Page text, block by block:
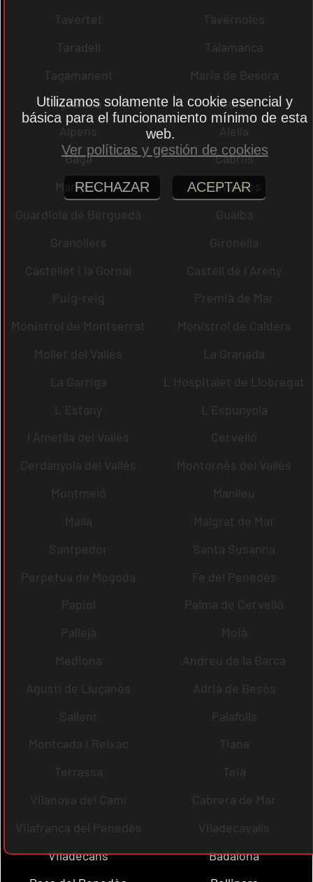
Tavertet
Tavèrnoles
Taradell
Talamanca
Tagamanent
Maria de Besora
Igualada
Gurb
Alpens
Alella
Bagà
Cabrils
Manresa
Navarcles
Guardiola de Berguedà
Gualba
Granollers
Gironella
Castellet i la Gornal
Castell de l´Areny
Puig-reig
Premià de Mar
Monistrol de Montserrat
Monistrol de Calders
Mollet del Vallès
La Granada
La Garriga
L´Hospitalet de Llobregat
L´Estany
L´Espunyola
l´Ametlla del Vallès
Cervelló
Cerdanyola del Vallès
Montornès del Vallès
Montmeló
Manlleu
Malla
Malgrat de Mar
Santpedor
Santa Susanna
Perpètua de Mogoda
Fe del Penedès
Papiol
Palma de Cervelló
Pallejà
Moià
Mediona
Andreu de la Barca
Agustí de Lluçanès
Adrià de Besòs
Sallent
Palafolls
Montcada i Reixac
Tiana
Terrassa
Teià
Vilanova del Camí
Cabrera de Mar
Vilafranca del Penedès
Viladecavalls
Viladecans
Badalona
Utilizamos solamente la cookie esencial y
básica para el funcionamiento mínimo de esta
web.
Ver políticas y gestión de cookies
RECHAZAR ACEPTAR